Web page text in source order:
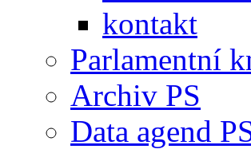
kontakt
Parlamentní
Archiv PS
Data agend